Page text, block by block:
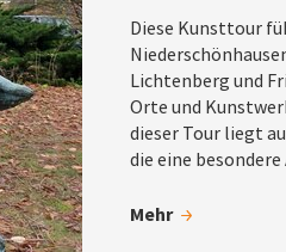
Diese Kunsttour
Lichtenberg und
Orte und
dieser Tour liegt
die eine
Mehr